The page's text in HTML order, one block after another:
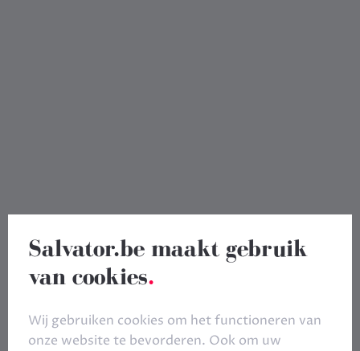
Salvator.be maakt gebruik
van cookies.
Wij gebruiken cookies om het functioneren van
onze website te bevorderen. Ook om uw